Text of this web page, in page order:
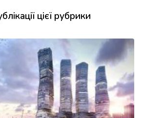
цієї рубрики